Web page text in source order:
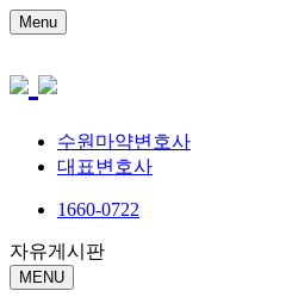
Menu
수원마약변호사
대표변호사
1660-0722
자유게시판
MENU